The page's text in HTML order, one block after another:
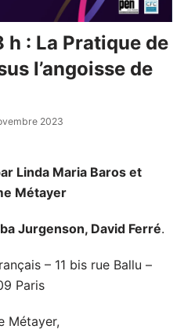
h : La Pratique de
l’angoisse de
2023
Linda Maria Baros et
Métayer
Jurgenson, David Ferré.
– 11 bis rue Ballu –
Paris
Métayer,